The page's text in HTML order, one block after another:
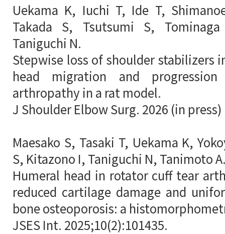
Uekama K, Iuchi T, Ide T,
Takada S, Tsutsumi S,
Taniguchi N.
Stepwise loss of shoulder stabilizers
head migration and
arthropathy in a rat model.
J Shoulder Elbow Surg. 2026 (in press)
Maesako S, Tasaki T, Uekama K,
S, Kitazono I, Taniguchi N, Tanimoto
Humeral head in rotator cuff tear
reduced cartilage damage and
bone osteoporosis: a
JSES Int. 2025;10(2):101435.